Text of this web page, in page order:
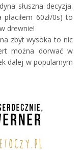
słuszna decyzja.
60zł/0s) to
drewnie!
zbyt wysoka to nic
można dorwać w
dalej w popularnym